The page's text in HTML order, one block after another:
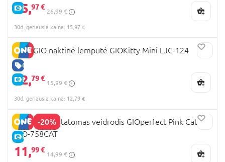
E-KAINA
15,97 €
26,99 €
30d. geriausia kaina: 15,97 €
GERA KAINA
E-KAINA
INNOGIO naktinė lemputė GIOKitty Mini LJC-124
12,79 €
15,99 €
30d. geriausia kaina: 12,79 €
-20%
E-KAINA
INNOGIO pastatomas veidrodis GIOperfect Pink Cat,
GIO-758CAT
11,99 €
14,99 €